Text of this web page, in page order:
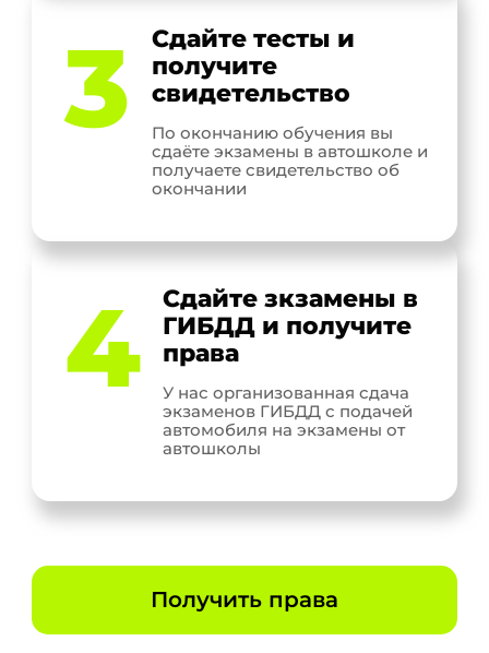
3
Сдайте тесты и
получите
свидетельство
По окончанию обучения вы
сдаёте экзамены в автошколе и
получаете свидетельство об
окончании
4
Сдайте зкзамены в
ГИБДД и получите
права
У нас организованная сдача
экзаменов ГИБДД с подачей
автомобиля на экзамены от
автошколы
Получить права